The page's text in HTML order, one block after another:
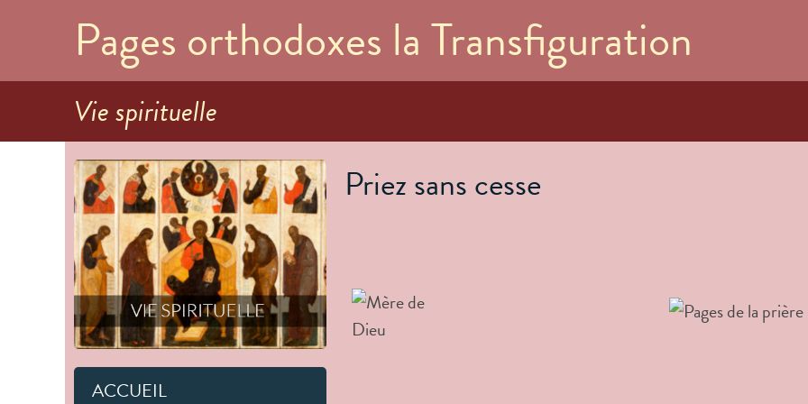
contenu
principal
Pages orthodoxes la Transfiguration
Vie spirituelle
ACCUEIL
Priez sans cesse